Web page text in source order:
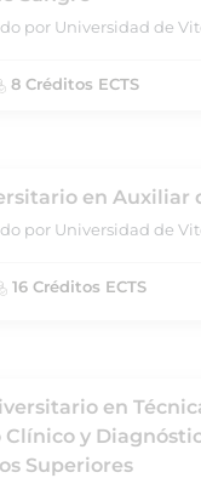
por Universidad de
8 Créditos ECTS
en Auxiliar
por Universidad de
16 Créditos ECTS
en
y
Superiores